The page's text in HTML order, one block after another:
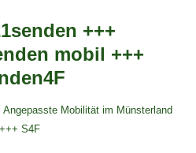
+++
mobil +++
Mobilität im Münsterland
+++ S4F